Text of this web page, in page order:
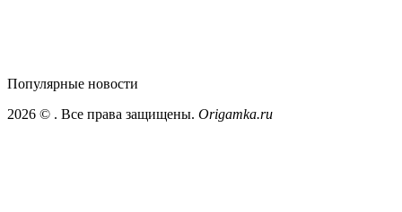
Популярные новости
2026 © . Все права защищены. Origamka.ru